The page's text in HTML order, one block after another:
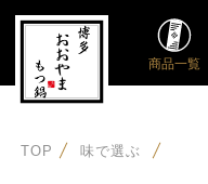
商品一覧
TOP 味で選ぶ